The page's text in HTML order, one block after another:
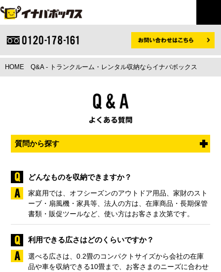
HOME Q&A - トランクルーム・レンタル収納ならイナバボックス
質問から探す
どんなものを収納できますか？
家庭用では、オフシーズンのアウトドア用品、家財のスト
ーブ・扇風機・家具等、法人の方は、在庫商品・長期保管
書類・販促ツールなど、使い方はお客さま次第です。
利用できる広さはどのくらいですか？
選べる広さは、0.2畳のコンパクトサイズから会社の在庫
品や車を収納できる10畳まで、お客さまのニーズに合わせ